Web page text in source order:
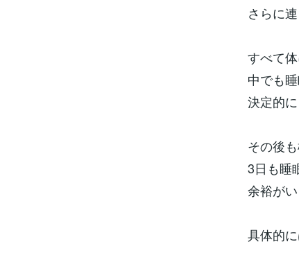
さらに
すべて
中でも
決定的
その後
3日も睡
余裕が
具体的